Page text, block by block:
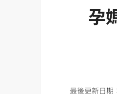
孕
最後更新日期